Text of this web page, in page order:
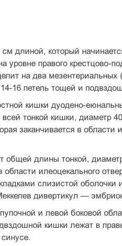
длиной, который
уровне правого крестцово-
на два
14-16 петель тощей и
кишки дуодено-
всей тонкой кишки, диаметр
заканчивается в области
общей длины тонкой,
илеоцекального
слизистой оболочки
дивертикул —
и левой боковой
кишки лежат в